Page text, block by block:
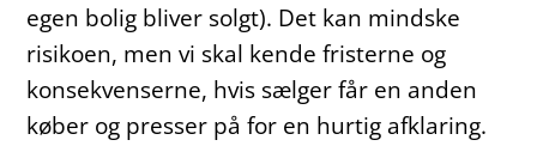
egen bolig bliver solgt). Det kan mindske
risikoen, men vi skal kende fristerne og
konsekvenserne, hvis sælger får en anden
køber og presser på for en hurtig afklaring.